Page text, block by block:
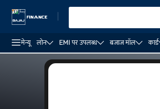
मेन्यू लोन EMI पर उपलब्ध बजाज मॉल कार्ड
Haier TVs Sony Bravia TVs